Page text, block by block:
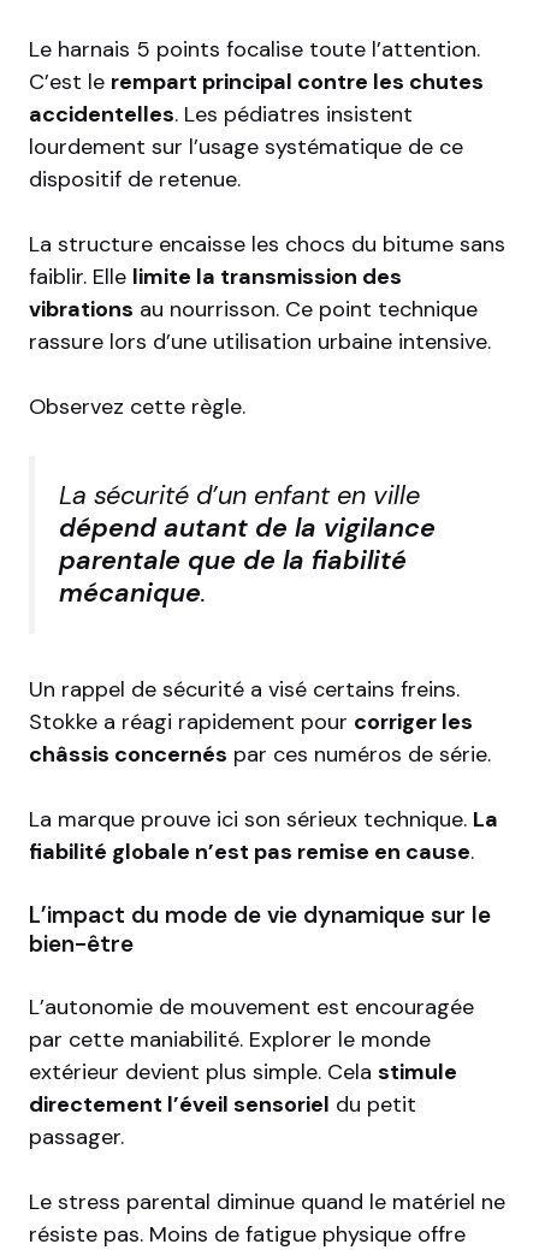
Le harnais 5 points focalise toute l’attention.
C’est le rempart principal contre les chutes
accidentelles. Les pédiatres insistent
lourdement sur l’usage systématique de ce
dispositif de retenue.
La structure encaisse les chocs du bitume sans
faiblir. Elle limite la transmission des
vibrations au nourrisson. Ce point technique
rassure lors d’une utilisation urbaine intensive.
Observez cette règle.
La sécurité d’un enfant en ville
dépend autant de la vigilance
parentale que de la fiabilité
mécanique.
Un rappel de sécurité a visé certains freins.
Stokke a réagi rapidement pour corriger les
châssis concernés par ces numéros de série.
La marque prouve ici son sérieux technique. La
fiabilité globale n’est pas remise en cause.
L’impact du mode de vie dynamique sur le
bien-être
L’autonomie de mouvement est encouragée
par cette maniabilité. Explorer le monde
extérieur devient plus simple. Cela stimule
directement l’éveil sensoriel du petit
passager.
Le stress parental diminue quand le matériel ne
résiste pas. Moins de fatigue physique offre